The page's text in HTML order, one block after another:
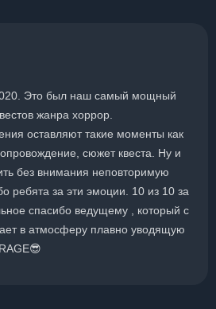
Это был наш самый мощный
жанра хоррор.
оставляют такие моменты как
сюжет квеста. Ну и
без внимания неповторимую
ребята за эти эмоции. 10 из 10 за
спасибо ведущему , который с
в атмосферу плавно уводящую